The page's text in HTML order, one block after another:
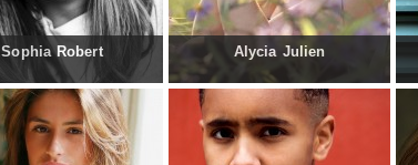
Sophia Robert Alycia Julien